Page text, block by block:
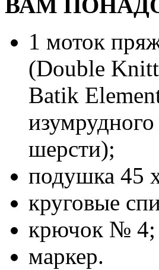
ВАМ
1 моток
(Double
Batik
шерсти);
подушка 45
круговые
крючок № 4;
маркер.